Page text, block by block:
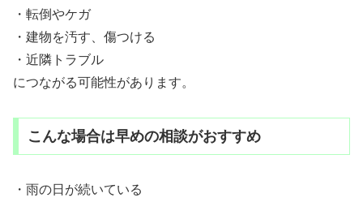
・転倒やケガ
・建物を汚す、傷つける
・近隣トラブル
につながる可能性があります。
こんな場合は早めの相談がおすすめ
・雨の日が続いている